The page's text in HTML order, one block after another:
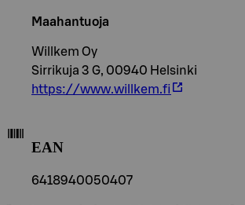
Maahantuoja
Willkem Oy
Sirrikuja 3 G, 00940 Helsinki
https://www.willkem.fi
EAN
6418940050407